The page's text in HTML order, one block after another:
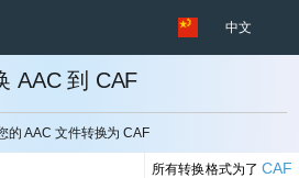
中文
AAC 到 CAF
的 AAC 文件转换为 CAF
所有转换格式为了CAF
取消